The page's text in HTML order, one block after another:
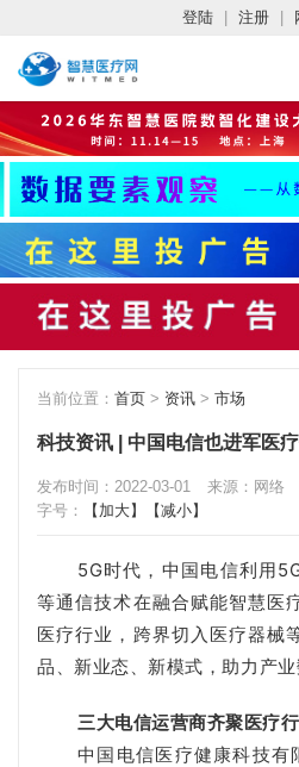
登陆 注册
当前位置： 首页 > 资讯 > 市场
科技资讯 | 中国电信也进军医
发布时间：2022-03-01 来源：网络
字号：
【加大】 【减小】
5G时代，中国电信利用
等通信技术在融合赋能智慧医
医疗行业，跨界切入医疗器械
品、新业态、新模式，助力产业
三大电信运营商齐聚医疗
中国电信医疗健康科技有